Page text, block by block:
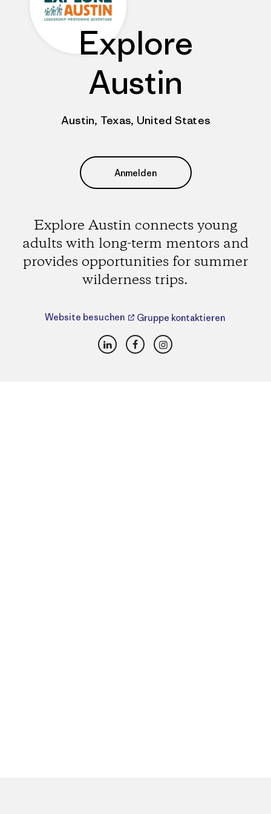
Explore
Austin
Austin, Texas, United States
Anmelden
Explore Austin connects young
adults with long-term mentors and
provides opportunities for summer
wilderness trips.
Website besuchen Gruppe kontaktieren
LinkedInFacebookInstagram